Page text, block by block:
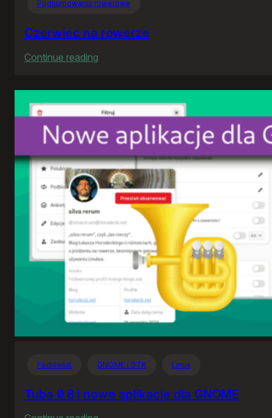
Podsumowania rowerowe
Czerwiec na rowerze
Continue reading
na
rowerze
Fediświat GNOME i GTK Linux
Tuba 0.8 i nowe aplikacje dla GNOME